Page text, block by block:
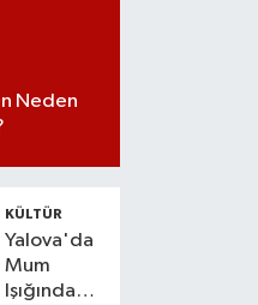
Neden
KÜLTÜR
Yalova'da
Mum
Işığında